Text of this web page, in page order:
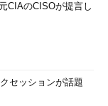
CIAのCISOが提言し
セッションが話題